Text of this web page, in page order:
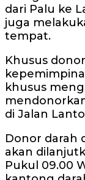
dari Palu ke
juga
tempat.
Khusus
khusus
di Jalan
Donor darah
akan
Pukul 09.00